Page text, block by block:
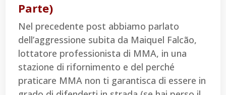
Parte)
Nel precedente post abbiamo parlato
dell’aggressione subita da Maiquel Falcão,
lottatore professionista di MMA, in una
stazione di rifornimento e del perché
praticare MMA non ti garantisca di essere in